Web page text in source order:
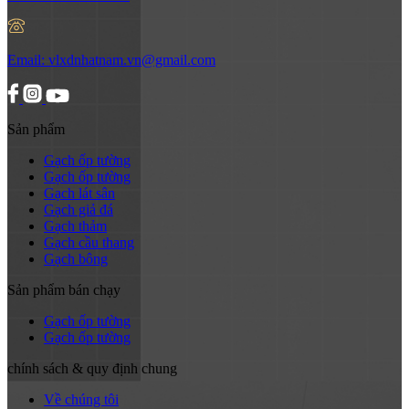
Email: vlxdnhatnam.vn@gmail.com
Sản phẩm
Gạch ốp tường
Gạch ốp tường
Gạch lát sân
Gạch giả đá
Gạch thảm
Gạch cầu thang
Gạch bông
Sản phẩm bán chạy
Gạch ốp tường
Gạch ốp tường
chính sách & quy định chung
Về chúng tôi